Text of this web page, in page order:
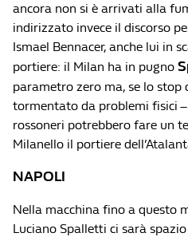
ancora non si è arrivati alla
indirizzato invece il discorso
Ismael Bennacer, anche lui in
portiere: il Milan ha in pugno
parametro zero ma, se lo stop
tormentato da problemi fisici –
rossoneri potrebbero fare un
Milanello il portiere
NAPOLI
Nella macchina fino a questo
Luciano Spalletti ci sarà